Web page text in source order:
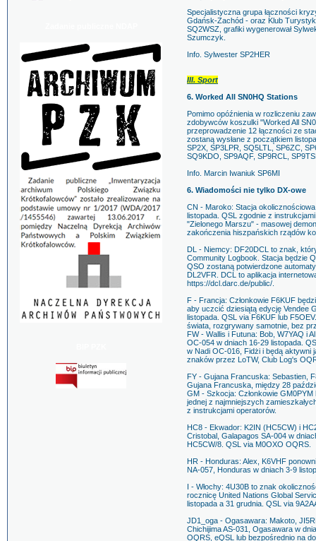
Specjalistyczna grupa łączności
Gdańsk-Zachód - oraz Klub
SQ2WSZ, grafiki wygenerował
Szumczyk.
Info. Sylwester SP2HER
III. Sport
6. Worked All SN0HQ Stations
Pomimo opóźnienia w rozliczeniu
zdobywców koszulki "Worked All
przeprowadzenie 12 łączności ze
zostaną wysłane z początkiem
SP2X, SP3LPR, SQ5LTL, SP6ZC,
SQ9KDO, SP9AQF, SP9RCL,
Info. Marcin Iwaniuk SP6MI
6. Wiadomości nie tylko DX-owe
CN - Maroko: Stacja
listopada. QSL zgodnie z
"Zielonego Marszu" - masowej
zakończenia hiszpańskich rządów
DL - Niemcy: DF20DCL to znak,
Community Logbook. Stacja będzie
QSO zostaną potwierdzone
DL2VFR. DCL to aplikacja
https://dcl.darc.de/public/.
F - Francja: Członkowie F6KUF
aby uczcić dziesiątą edycję Vendee
listopada. QSL via F6KUF lub
świata, rozgrywany samotnie, bez
FW - Wallis i Futuna: Bob, W7YAQ i
OC-054 w dniach 16-29 listopada.
w Nadi OC-016, Fidżi i będą aktywni
znaków przez LoTW, Club Log's
FY - Gujana Francuska: Sebastien,
Gujana Francuska, między 28
GM - Szkocja: Członkowie
jednej z najmniejszych
z instrukcjami operatorów.
HC8 - Ekwador: K2IN (HC5CW) i
Cristobal, Galapagos SA-004 w
HC5CW/8. QSL via M0OXO OQRS.
HR - Honduras: Alex, K6VHF
NA-057, Honduras w dniach 3-9
I - Włochy: 4U30B to znak
rocznicę United Nations Global
listopada a 31 grudnia. QSL via
JD1_oga - Ogasawara: Makoto,
Chichijima AS-031, Ogasawara w
OQRS, eQSL lub bezpośrednio na